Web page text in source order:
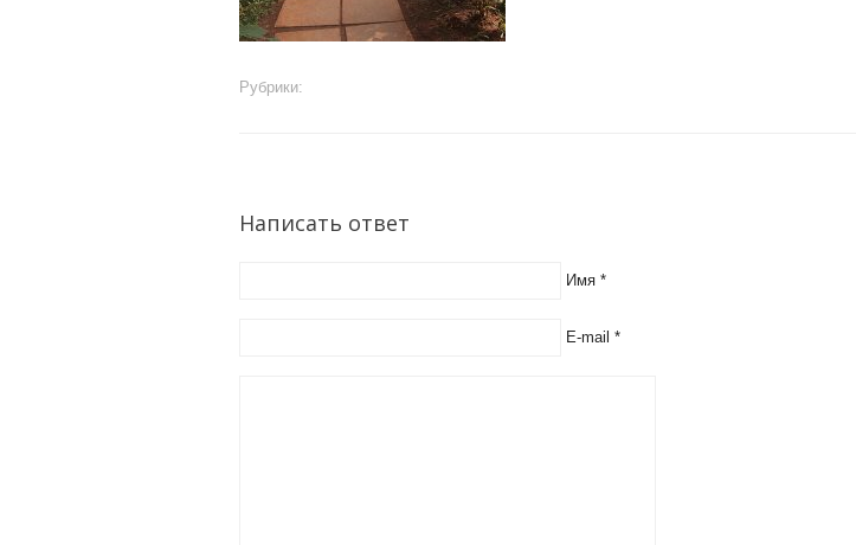
Рубрики:
Написать ответ
Имя *
E-mail *